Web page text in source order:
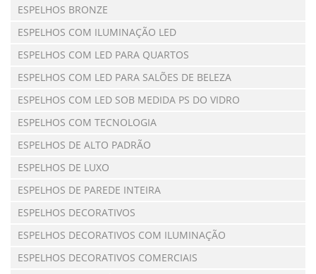
ESPELHOS BRONZE
ESPELHOS COM ILUMINAÇÃO LED
ESPELHOS COM LED PARA QUARTOS
ESPELHOS COM LED PARA SALÕES DE BELEZA
ESPELHOS COM LED SOB MEDIDA PS DO VIDRO
ESPELHOS COM TECNOLOGIA
ESPELHOS DE ALTO PADRÃO
ESPELHOS DE LUXO
ESPELHOS DE PAREDE INTEIRA
ESPELHOS DECORATIVOS
ESPELHOS DECORATIVOS COM ILUMINAÇÃO
ESPELHOS DECORATIVOS COMERCIAIS